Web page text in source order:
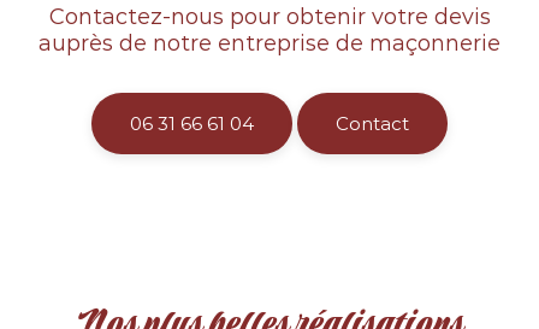
Contactez-nous pour obtenir votre devis
auprès de notre entreprise de maçonnerie
06 31 66 61 04 Contact